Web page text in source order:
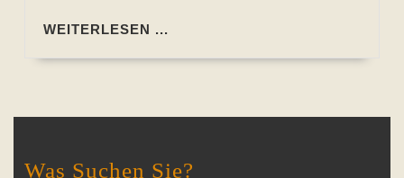
WEITERLESEN ...
Was Suchen Sie?